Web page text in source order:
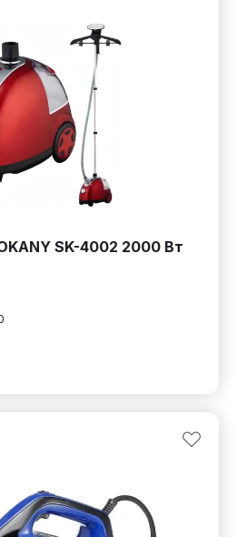
SK-4002 2000 Вт